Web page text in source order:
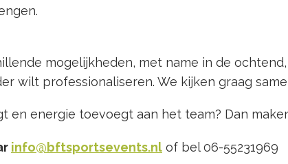
mogelijkheden, met name in de
wilt professionaliseren. We kijken graag
en energie toevoegt aan het team? Dan
info@bftsportsevents.nl of bel 06-55231969